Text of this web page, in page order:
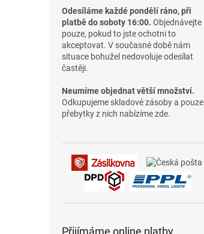
Odesíláme každé pondělí ráno, při
platbě do soboty 16:00. Objednávejte
pouze, pokud to jste ochotni to
akceptovat. V současné době nám
situace bohužel nedovoluje odesílat
častěji.
Neumíme objednat větší množství.
Odkupujeme skladové zásoby a pouze
přebytky z nich nabízíme zde.
Přijímáme online platby